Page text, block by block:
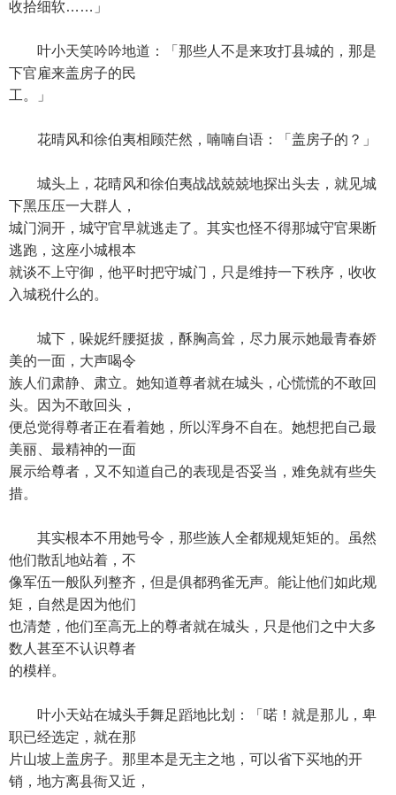
收拾细软……」
叶小天笑吟吟地道：「那些人不是来攻打县城的，那是
下官雇来盖房子的民
工。」
花晴风和徐伯夷相顾茫然，喃喃自语：「盖房子的？」
城头上，花晴风和徐伯夷战战兢兢地探出头去，就见城
下黑压压一大群人，
城门洞开，城守官早就逃走了。其实也怪不得那城守官果断
逃跑，这座小城根本
就谈不上守御，他平时把守城门，只是维持一下秩序，收收
入城税什么的。
城下，哚妮纤腰挺拔，酥胸高耸，尽力展示她最青春娇
美的一面，大声喝令
族人们肃静、肃立。她知道尊者就在城头，心慌慌的不敢回
头。因为不敢回头，
便总觉得尊者正在看着她，所以浑身不自在。她想把自己最
美丽、最精神的一面
展示给尊者，又不知道自己的表现是否妥当，难免就有些失
措。
其实根本不用她号令，那些族人全都规规矩矩的。虽然
他们散乱地站着，不
像军伍一般队列整齐，但是俱都鸦雀无声。能让他们如此规
矩，自然是因为他们
也清楚，他们至高无上的尊者就在城头，只是他们之中大多
数人甚至不认识尊者
的模样。
叶小天站在城头手舞足蹈地比划：「喏！就是那儿，卑
职已经选定，就在那
片山坡上盖房子。那里本是无主之地，可以省下买地的开
销，地方离县衙又近，